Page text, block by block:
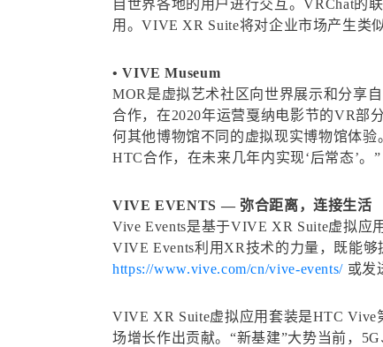
自世界各地的用户进行交互。VRChat的
用。VIVE XR Suite将对企业市场产生类
• VIVE Museum
MOR是虚拟艺术社区向世界展示和分享
合作，在2020年运营戛纳电影节的VR部
何其他博物馆不同的虚拟现实博物馆体
HTC合作，在未来几年内实现‘后常态’。”
VIVE EVENTS — 弥合距离，连接生活
Vive Events是基于VIVE XR Suite虚拟应
VIVE Events利用XR技术的力量，既能
https://www.vive.com/cn/vive-events/ 或发
VIVE XR Suite虚拟应用套装是HTC
场增长作出贡献。“新基建”大势当前，